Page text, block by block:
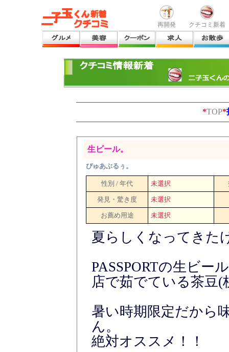
再開発 クチコミ新着
*TOP*
生ビール。
ぴゅあぶるぅ。
性別 / 年代 未選択
発見・驚き度 未選択
お薦め用途 未選択
夏らしくなってきた
PASSPORTの生ビー
店で茹でている茶豆(
暑い時期限定だから
ん。
絶対オススメ！！